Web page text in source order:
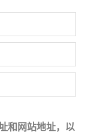
和网站地址，以